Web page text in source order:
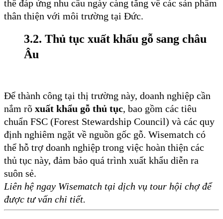
thể đáp ứng nhu cầu ngày càng tăng về các sản phẩm
thân thiện với môi trường tại Đức.
3.2. Thủ tục xuất khẩu gỗ sang châu
Âu
Để thành công tại thị trường này, doanh nghiệp cần
nắm rõ xuất khẩu gỗ thủ tục, bao gồm các tiêu
chuẩn FSC (Forest Stewardship Council) và các quy
định nghiêm ngặt về nguồn gốc gỗ. Wisematch có
thể hỗ trợ doanh nghiệp trong việc hoàn thiện các
thủ tục này, đảm bảo quá trình xuất khẩu diễn ra
suôn sẻ.
Liên hệ ngay Wisematch tại dịch vụ tour hội chợ để
được tư vấn chi tiết.